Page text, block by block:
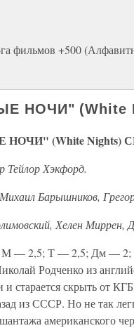
фильмов +500
НОЧИ" (White
(White Nights)
Тейлор Хэкфорд.
Барышников,
Хелен Миррен,
— 2,5; Т — 2,5; Дм — 2; Р
Родченко из
старается скрыть от
из СССР. Но не так
американского